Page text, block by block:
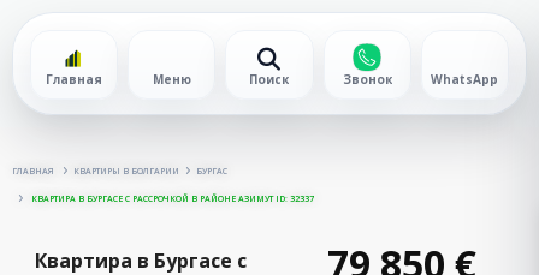
Главная Меню Поиск Звонок WhatsApp
ГЛАВНАЯ КВАРТИРЫ В БОЛГАРИИ БУРГАС
КВАРТИРА В БУРГАСЕ С РАССРОЧКОЙ В РАЙОНЕ АЗИМУТ ID: 32337
Квартира в Бургасе с
79 850 €